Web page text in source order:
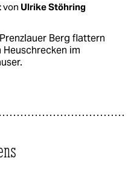
von Ulrike Stöhring
Berg flattern
im